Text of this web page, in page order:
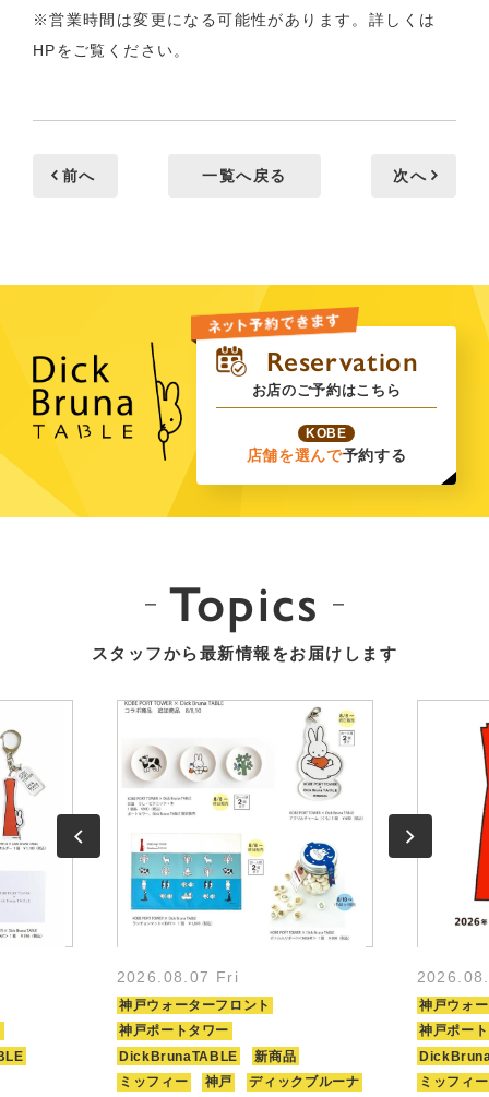
※営業時間は変更になる可能性があります。詳しくは
HPをご覧ください。
前へ 一覧へ戻る 次へ
お店のご予約はこちら
KOBE
店舗を選んで予約する
Topics
スタッフから最新情報をお届けします
2026.08.07 Fri
神戸ウォーターフロント
神戸ポートタワー
DickBrunaTABLE
新商品
ミッフィー
神戸 ディックブルーナ
神戸ウォ
神戸ポー
ミッフィー